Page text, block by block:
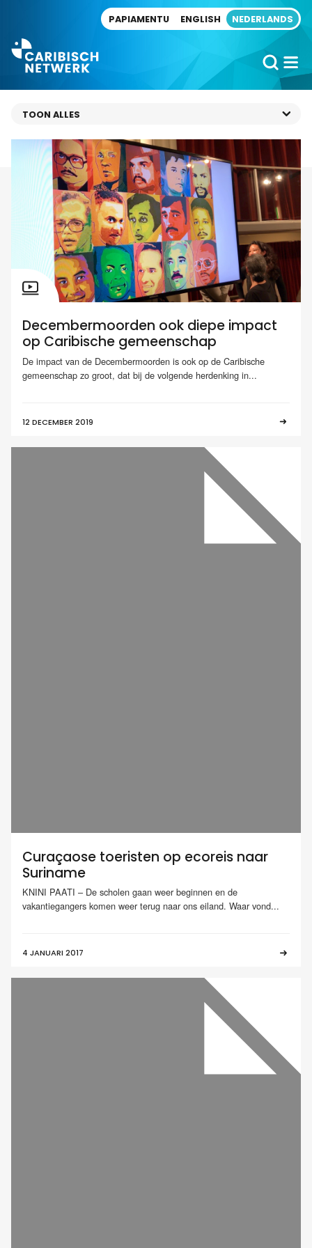
PAPIAMENTU ENGLISH NEDERLANDS
Decembermoorden ook diepe impact
op Caribische gemeenschap
De impact van de Decembermoorden is ook op de Caribische
gemeenschap zo groot, dat bij de volgende herdenking in...
12 DECEMBER 2019
Curaçaose toeristen op ecoreis naar
Suriname
KNINI PAATI – De scholen gaan weer beginnen en de
vakantiegangers komen weer terug naar ons eiland. Waar vond...
4 JANUARI 2017